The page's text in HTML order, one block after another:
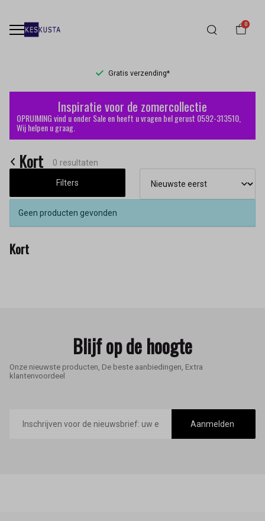
0
Gratis verzending*
Kort
Keskusta
Inspiratie voor de zomercollectie
OPRUIMING vind u onder Sale en heeft u vragen bel gerust 0592-313510,
Wij helpen u graag.
Kort 0 resultaten
Filters
Geen producten gevonden
Kort
Blijf op de hoogte
Onze nieuwste producten, De beste aanbiedingen, Extra
klantenvoordeel
mailadres
Aanmelden